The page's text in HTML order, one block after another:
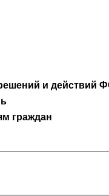
и действий
граждан